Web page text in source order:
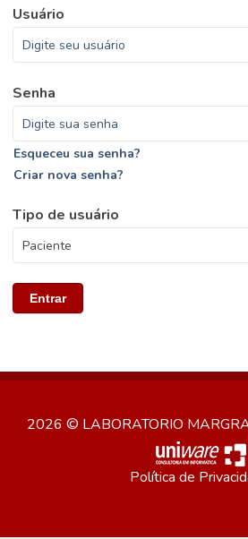
Usuário
Senha
Esqueceu sua senha?
Criar nova senha?
Tipo de usuário
Entrar
2026 © LABORATORIO
Política de